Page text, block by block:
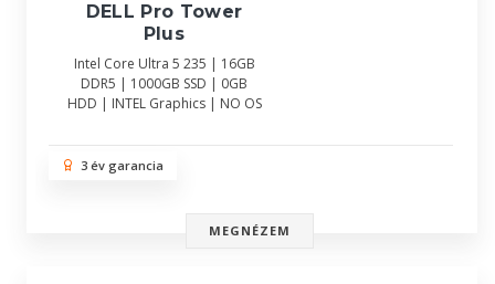
DELL Pro Tower
Plus
Intel Core Ultra 5 235 | 16GB
DDR5 | 1000GB SSD | 0GB
HDD | INTEL Graphics | NO OS
3 év garancia
MEGNÉZEM